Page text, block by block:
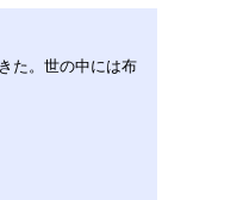
た。世の中には布